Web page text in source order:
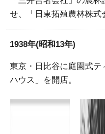
せ、「日東拓殖農林株式
1938年(昭和13年)
東京・日比谷に庭園式
ハウス」を開店。